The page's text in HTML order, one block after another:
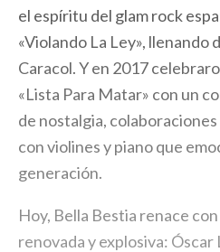
el espíritu del glam rock
«Violando La Ley», llenando
Caracol. Y en 2017
«Lista Para Matar» con un
de nostalgia,
con violines y piano que
generación.
Hoy, Bella Bestia renace
renovada y explosiva: Óscar